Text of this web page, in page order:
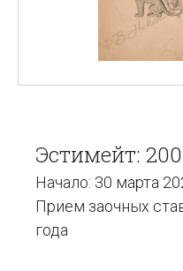
Эстимейт:
Начало: 30 марта
Прием заочных
года